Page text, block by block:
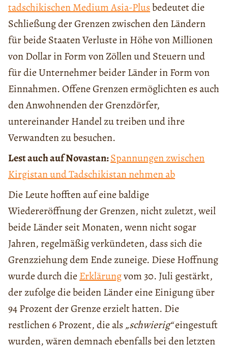
tadschikischen Medium Asia-Plusbedeutet die
Schließung der Grenzen zwischen den Ländern
für beide Staaten Verluste in Höhe von Millionen
von Dollar in Form von Zöllen und Steuern und
für die Unternehmer beider Länder in Form von
Einnahmen. Offene Grenzen ermöglichten es auch
den Anwohnenden der Grenzdörfer,
untereinander Handel zu treiben und ihre
Verwandten zu besuchen.
Lest auch auf Novastan:Spannungen zwischen
Kirgistan und Tadschikistan nehmen ab
Die Leute hofften auf eine baldige
Wiedereröffnung der Grenzen, nicht zuletzt, weil
beide Länder seit Monaten, wenn nicht sogar
Jahren, regelmäßig verkündeten, dass sich die
Grenzziehung dem Ende zuneige. Diese Hoffnung
wurde durch die Erklärungvom 30. Juli gestärkt,
der zufolge die beiden Länder eine Einigung über
94 Prozent der Grenze erzielt hatten. Die
restlichen 6 Prozent, die als „schwierig“eingestuft
wurden, wären demnach ebenfalls bei den letzten